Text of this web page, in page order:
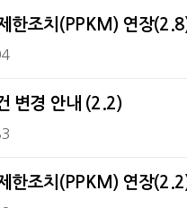
한조치(PPKM) 연장
변경 안내 (2.2)
한조치(PPKM) 연장